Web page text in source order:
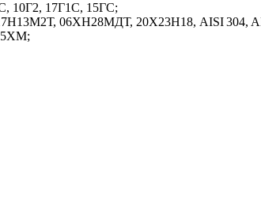
10Г2, 17Г1С, 15ГС;
06ХН28МДТ, 20Х23Н18, AISI 304,